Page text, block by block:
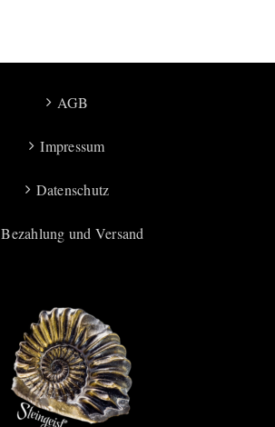
AGB
Impressum
Datenschutz
Bezahlung und Versand